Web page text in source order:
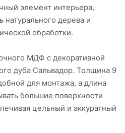
элемент интерьера,
дерева и
обработки.
МДФ с декоративной
дуба Сальвадор. Толщина 9
для монтажа, а длина
большие поверхности
цельный и аккуратный